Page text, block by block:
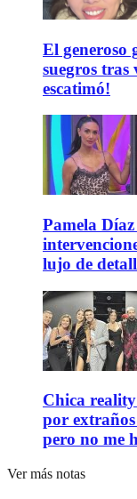
El generoso
suegros tras
escatimó!
Pamela
lujo de
Chica
por
pero no me
Ver más notas